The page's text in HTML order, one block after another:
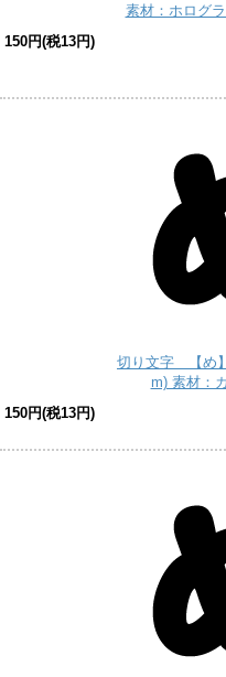
素材：ホログ
150円(税13円)
切り文字 【め
m) 素材：
150円(税13円)